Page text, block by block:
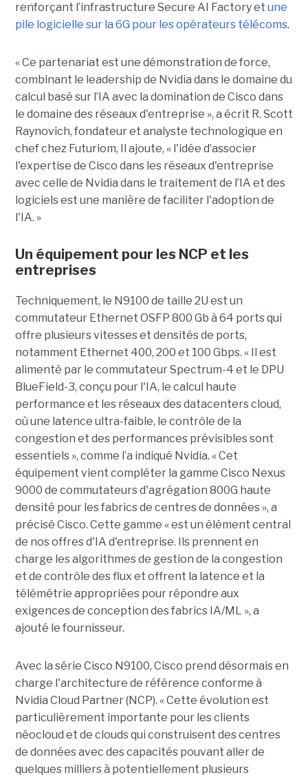
renforçant l’infrastructure Secure AI Factory et une
pile logicielle sur la 6G pour les opérateurs télécoms.
« Ce partenariat est une démonstration de force,
combinant le leadership de Nvidia dans le domaine du
calcul basé sur l’IA avec la domination de Cisco dans
le domaine des réseaux d'entreprise », a écrit R. Scott
Raynovich, fondateur et analyste technologique en
chef chez Futuriom, Il ajoute, « l'idée d’associer
l'expertise de Cisco dans les réseaux d'entreprise
avec celle de Nvidia dans le traitement de l’IA et des
logiciels est une manière de faciliter l'adoption de
l'IA. »
Un équipement pour les NCP et les
entreprises
Techniquement, le N9100 de taille 2U est un
commutateur Ethernet OSFP 800 Gb à 64 ports qui
offre plusieurs vitesses et densités de ports,
notamment Ethernet 400, 200 et 100 Gbps. « Il est
alimenté par le commutateur Spectrum-4 et le DPU
BlueField-3, conçu pour l'IA, le calcul haute
performance et les réseaux des datacenters cloud,
où une latence ultra-faible, le contrôle de la
congestion et des performances prévisibles sont
essentiels », comme l’a indiqué Nvidia. « Cet
équipement vient compléter la gamme Cisco Nexus
9000 de commutateurs d'agrégation 800G haute
densité pour les fabrics de centres de données », a
précisé Cisco. Cette gamme « est un élément central
de nos offres d'IA d'entreprise. Ils prennent en
charge les algorithmes de gestion de la congestion
et de contrôle des flux et offrent la latence et la
télémétrie appropriées pour répondre aux
exigences de conception des fabrics IA/ML », a
ajouté le fournisseur.
Avec la série Cisco N9100, Cisco prend désormais en
charge l'architecture de référence conforme à
Nvidia Cloud Partner (NCP). « Cette évolution est
particulièrement importante pour les clients
néocloud et de clouds qui construisent des centres
de données avec des capacités pouvant aller de
quelques milliers à potentiellement plusieurs